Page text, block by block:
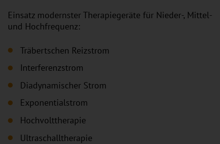
Einsatz modernster Therapiegeräte für Nieder-, Mittel-
und Hochfrequenz:
Träbertschen Reizstrom
Interferenzstrom
Diadynamischer Strom
Exponentialstrom
Hochvolttherapie
Ultraschalltherapie